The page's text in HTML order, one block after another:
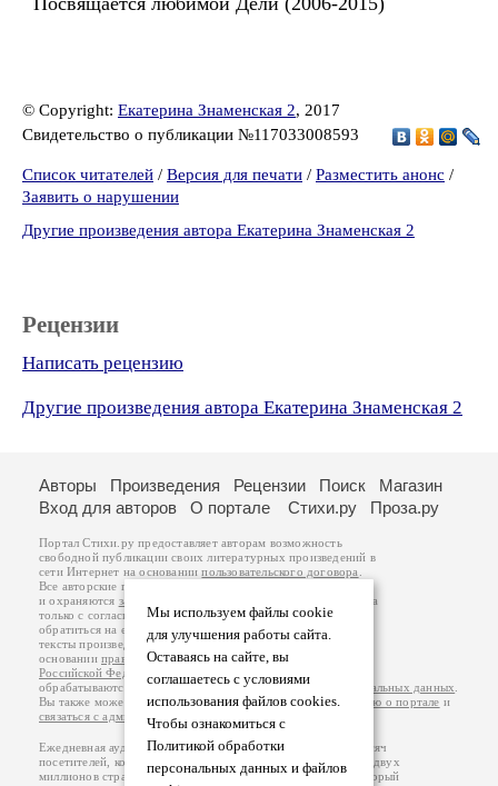
© Copyright: Екатерина Знаменская 2, 2017
Свидетельство о публикации №117033008593
Список читателей / Версия для печати / Разместить анонс /
Заявить о нарушении
Другие произведения автора Екатерина Знаменская 2
Рецензии
Написать рецензию
Другие произведения автора Екатерина Знаменская 2
Мы используем файлы cookie
для улучшения работы сайта.
Оставаясь на сайте, вы
соглашаетесь с условиями
использования файлов cookies.
Чтобы ознакомиться с
Политикой обработки
персональных данных и файлов
Авторы Произведения Рецензии Поиск
Магазин
Вход для авторов
О портале Стихи.ру Проза.ру
Портал Стихи.ру предоставляет авторам возможность
свободной публикации своих литературных произведений в
сети Интернет на основаниипользовательского договора
Все авторские права на произведения принадлежат авторам
и охраняются законом
. Перепечатка произведений возможна
только с согласия его автора, к которому вы можете
обратиться на его авторской странице. Ответственность за
тексты произведений авторы несут самостоятельно на
основанииправил публикацииизаконодательства
Российской Федерации
обрабатываются на основанииПолитики обработки персональных данных
Вы также можете посмотреть более подробнуюинформацию о портале и
связаться с администрацией
Ежедневная аудитория портала Стихи.ру – порядка 200 тысяч
посетителей, которые в общей сумме просматривают более двух
миллионов страниц по данным счетчика посещаемости, который